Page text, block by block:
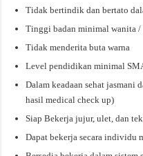
Tidak bertindik dan bertato
Tinggi badan minimal wanita /
Tidak menderita buta warna
Level pendidikan minimal
Dalam keadaan sehat jasmani
hasil medical check up)
Siap Bekerja jujur, ulet, dan
Dapat bekerja secara individu